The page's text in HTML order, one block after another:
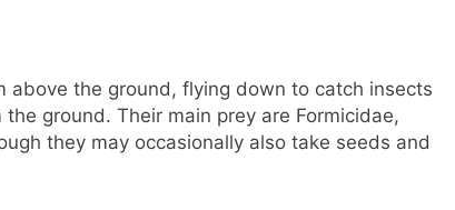
above the ground, flying down to catch insects
ground. Their main prey are Formicidae,
they may occasionally also take seeds and